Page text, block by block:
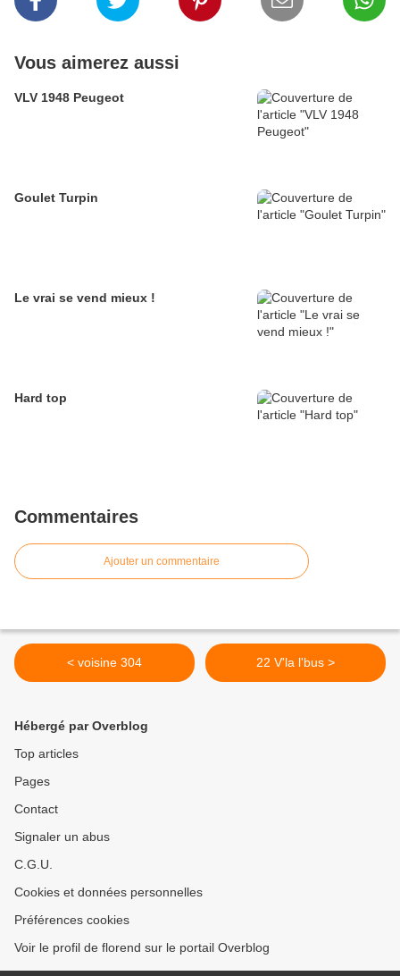
Vous aimerez aussi
VLV 1948 Peugeot
Goulet Turpin
Le vrai se vend mieux !
Hard top
Commentaires
Ajouter un commentaire
< voisine 304 22 V'la l'bus >
Hébergé par Overblog
Top articles
Pages
Contact
Signaler un abus
C.G.U.
Cookies et données personnelles
Préférences cookies
Voir le profil de florend sur le portail Overblog